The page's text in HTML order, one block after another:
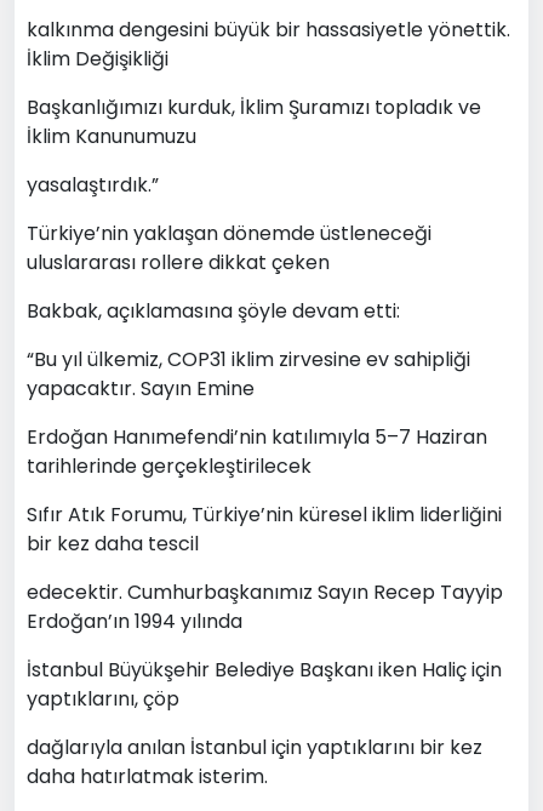
kalkınma dengesini büyük bir hassasiyetle yönettik.
İklim Değişikliği
Başkanlığımızı kurduk, İklim Şuramızı topladık ve
İklim Kanunumuzu
yasalaştırdık.”
Türkiye’nin yaklaşan dönemde üstleneceği
uluslararası rollere dikkat çeken
Bakbak, açıklamasına şöyle devam etti:
“Bu yıl ülkemiz, COP31 iklim zirvesine ev sahipliği
yapacaktır. Sayın Emine
Erdoğan Hanımefendi’nin katılımıyla 5–7 Haziran
tarihlerinde gerçekleştirilecek
Sıfır Atık Forumu, Türkiye’nin küresel iklim liderliğini
bir kez daha tescil
edecektir. Cumhurbaşkanımız Sayın Recep Tayyip
Erdoğan’ın 1994 yılında
İstanbul Büyükşehir Belediye Başkanı iken Haliç için
yaptıklarını, çöp
dağlarıyla anılan İstanbul için yaptıklarını bir kez
daha hatırlatmak isterim.